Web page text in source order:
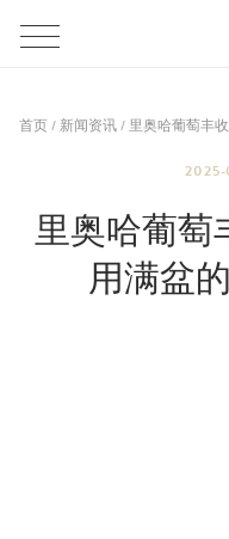
首页/新闻资讯/里奥哈葡萄丰
2025-
里奥哈葡萄
用满盆